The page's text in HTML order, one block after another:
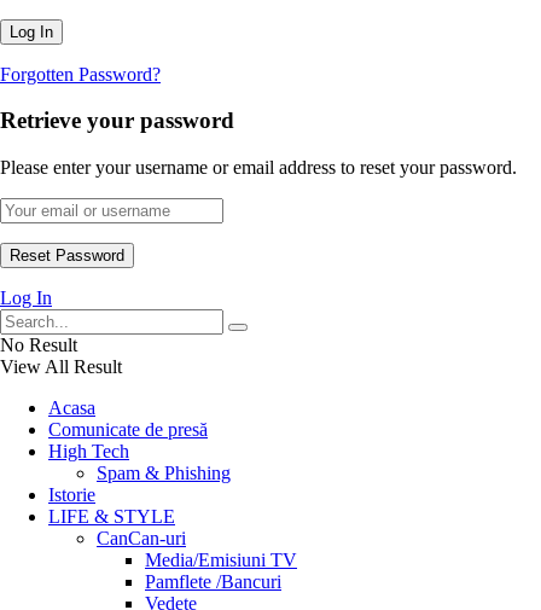
Forgotten Password?
Retrieve your password
Please enter your username or email address to reset your password.
Log In
No Result
View All Result
Acasa
Comunicate de presă
High Tech
Spam & Phishing
Istorie
LIFE & STYLE
CanCan-uri
Media/Emisiuni TV
Pamflete /Bancuri
Vedete